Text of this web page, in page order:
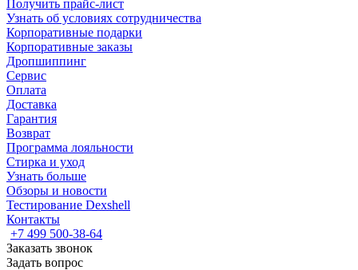
Получить прайс-лист
Узнать об условиях сотрудничества
Корпоративные подарки
Корпоративные заказы
Дропшиппинг
Сервис
Оплата
Доставка
Гарантия
Возврат
Программа лояльности
Стирка и уход
Узнать больше
Обзоры и новости
Тестирование Dexshell
Контакты
+7 499 500-38-64
Заказать звонок
Задать вопрос